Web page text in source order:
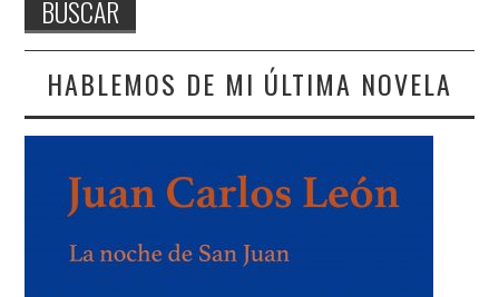
HABLEMOS DE MI ÚLTIMA NOVELA